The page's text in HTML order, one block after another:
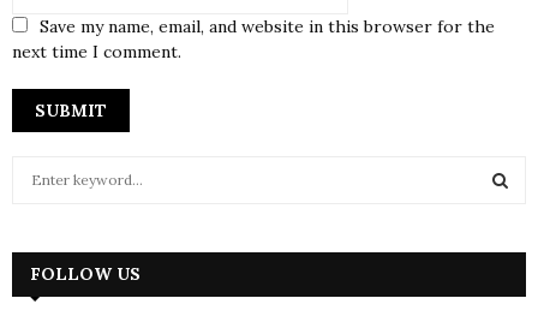
Save my name, email, and website in this browser for the
next time I comment.
h
FOLLOW US